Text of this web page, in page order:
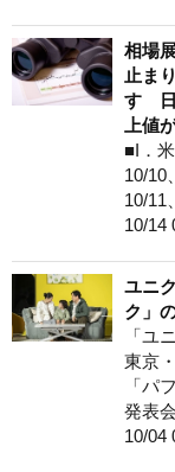
相場
止ま
す 日
上値
■I．
10/10
10/11
10/14
ユニ
ク」
「ユ
東京
「パ
発表
10/04